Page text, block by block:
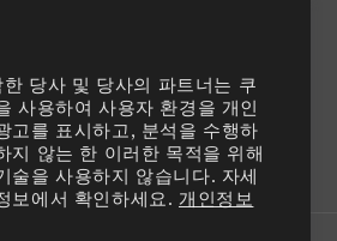
당사 및 당사의 파트너는 쿠
사용하여 사용자 환경을 개인
고를 표시하고, 분석을 수행하
지 않는 한 이러한 목적을 위해
술을 사용하지 않습니다. 자세
보에서 확인하세요. 개인정보
ご希望の方はこちら
FacebookInstagramLinkedIn